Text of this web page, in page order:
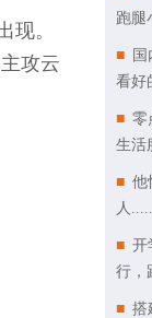
现。
攻云
跑腿
看好
零
生活
他
人
开
行，
搭